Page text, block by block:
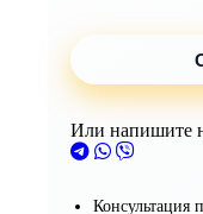
Или напишите
Консультация